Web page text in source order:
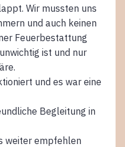
Wir mussten uns
und auch keinen
Feuerbestattung
ist und nur
und es war eine
Begleitung in
weiter empfehlen